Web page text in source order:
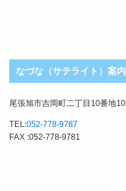
なづな（サテライト）案内
尾張旭市吉岡町二丁目10番地10
TEL:052-778-9787
FAX :052-778-9781